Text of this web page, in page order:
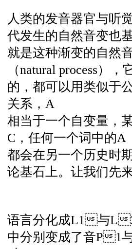
人类的发音器官与听
代发生的自然音变也
就是这种渐变的自然
（natural process）
的，都可以用类似于
关系，A
相当于一个自变量，
C，任何一个词中的A
都会在另一个历史时
论基石上。让我们先
语言分化成L1与L
中分别变成了音P1